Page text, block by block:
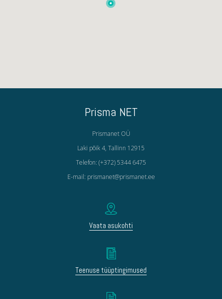
Prisma NET
Prismanet OÜ
Laki põik 4, Tallinn 12915
Telefon: (+372) 5344 6475
E-mail: prismanet@prismanet.ee
Vaata asukohti
Teenuse tüüptingimused